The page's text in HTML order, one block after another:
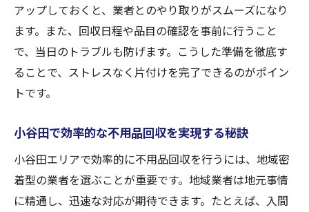
不用品回収で高額買取を目指すポイント
不要品回収サービスの選び方を徹底解説
不用品回収サービス選びの基本ポイント
不用品回収の料金体系の見極め方を紹介
不要品回収時のトラブル回避ポイント
自分に合う不用品回収サービスの見つけ方
買取も活用してスムーズな片付けを実現
アップしておくと、業者とのやり取りがスムーズになり
ます。また、回収日程や品目の確認を事前に行うこと
で、当日のトラブルも防げます。こうした準備を徹底す
ることで、ストレスなく片付けを完了できるのがポイン
トです。
小谷田で効率的な不用品回収を実現する秘訣
小谷田エリアで効率的に不用品回収を行うには、地域密
着型の業者を選ぶことが重要です。地域業者は地元事情
に精通し、迅速な対応が期待できます。たとえば、入間